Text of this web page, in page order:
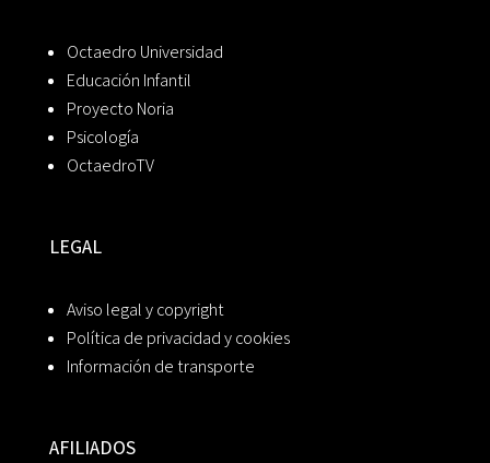
Octaedro Universidad
Educación Infantil
Proyecto Noria
Psicología
OctaedroTV
LEGAL
Aviso legal y copyright
Política de privacidad y cookies
Información de transporte
AFILIADOS